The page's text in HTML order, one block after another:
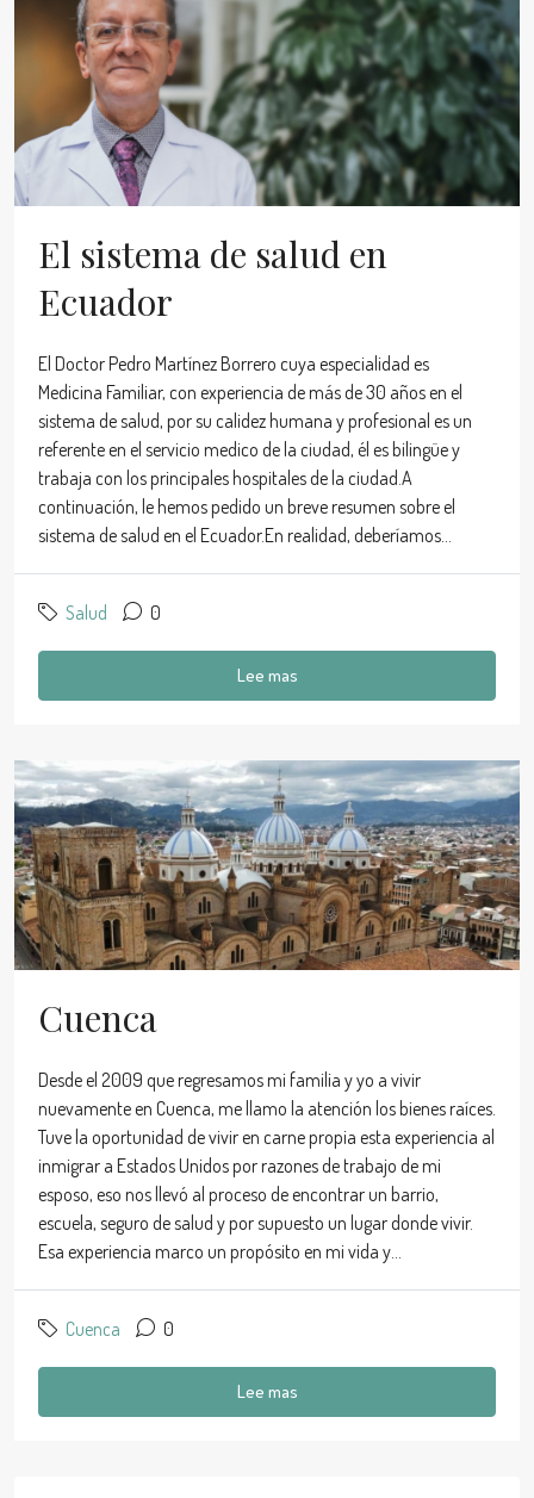
El sistema de salud en
Ecuador
El Doctor Pedro Martínez Borrero cuya especialidad es
Medicina Familiar, con experiencia de más de 30 años en el
sistema de salud, por su calidez humana y profesional es un
referente en el servicio medico de la ciudad, él es bilingüe y
trabaja con los principales hospitales de la ciudad.A
continuación, le hemos pedido un breve resumen sobre el
sistema de salud en el Ecuador.En realidad, deberíamos...
Salud 0
Lee mas
Cuenca
Desde el 2009 que regresamos mi familia y yo a vivir
nuevamente en Cuenca, me llamo la atención los bienes raíces.
Tuve la oportunidad de vivir en carne propia esta experiencia al
inmigrar a Estados Unidos por razones de trabajo de mi
esposo, eso nos llevó al proceso de encontrar un barrio,
escuela, seguro de salud y por supuesto un lugar donde vivir.
Esa experiencia marco un propósito en mi vida y...
Cuenca 0
Lee mas